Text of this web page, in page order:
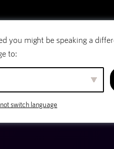
Domänennamen
KOSTENLOSES
NAME
mit AI und
you might be speaking a
to:
switch language